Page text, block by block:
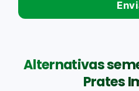
Alternativas
Prates